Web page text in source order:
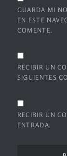
GUARDA MI
EN ESTE
COMENTE.
RECIBIR UN
SIGUIENTES
RECIBIR UN
ENTRADA.